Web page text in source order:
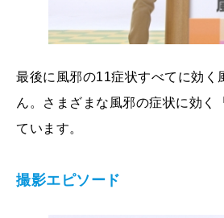
最後に風邪の11症状すべてに効
ん。さまざまな風邪の症状に効く
ています。
撮影エピソード